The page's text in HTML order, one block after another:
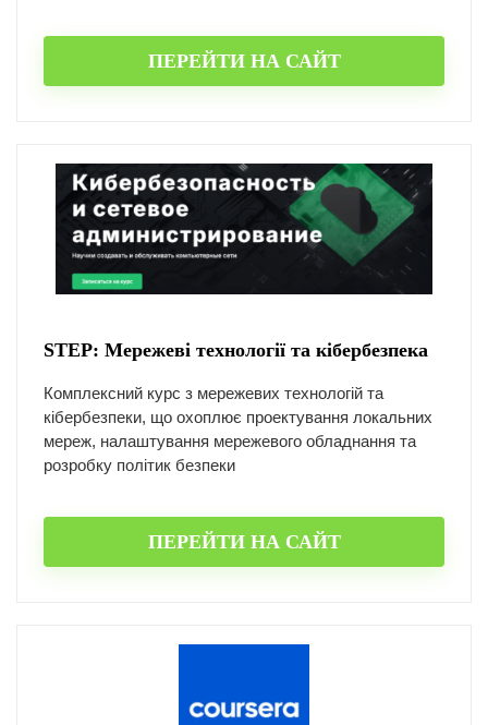
ПЕРЕЙТИ НА САЙТ
STEP: Мережеві технології та кібербезпека
Комплексний курс з мережевих технологій та
кібербезпеки, що охоплює проектування локальних
мереж, налаштування мережевого обладнання та
розробку політик безпеки
ПЕРЕЙТИ НА САЙТ